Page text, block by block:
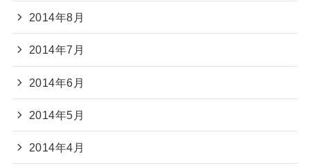
2014年8月
2014年7月
2014年6月
2014年5月
2014年4月